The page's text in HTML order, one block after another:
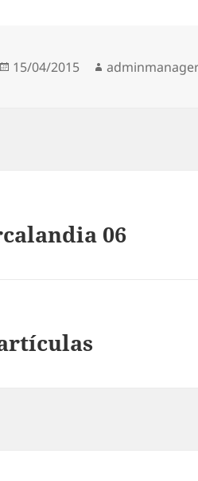
Publicado
15/04/2015 Autor
06